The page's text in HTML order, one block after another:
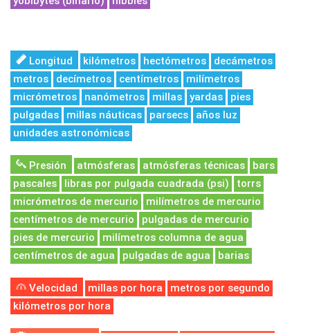
Longitud kilómetros hectómetros
decámetros
metros
decímetros centímetros
milímetros
micrómetros
nanómetros millas yardas
pies
pulgadas
millas náuticas parsecs
años luz
unidades astronómicas
Presión atmósferas atmósferas técnicas
bars
pascales
libras por pulgada cuadrada (psi)
torrs
micrómetros de mercurio
milímetros de mercurio
centímetros de mercurio
pulgadas de mercurio
pies de mercurio
milímetros columna de agua
centímetros de agua
pulgadas de agua barias
Velocidad millas por hora
metros por segundo
kilómetros por hora